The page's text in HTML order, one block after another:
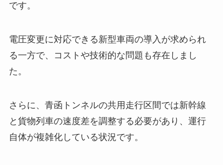
です。
電圧変更に対応できる新型車両の導入が求められ
る一方で、コストや技術的な問題も存在しまし
た。
さらに、青函トンネルの共用走行区間では新幹線
と貨物列車の速度差を調整する必要があり、運行
自体が複雑化している状況です。